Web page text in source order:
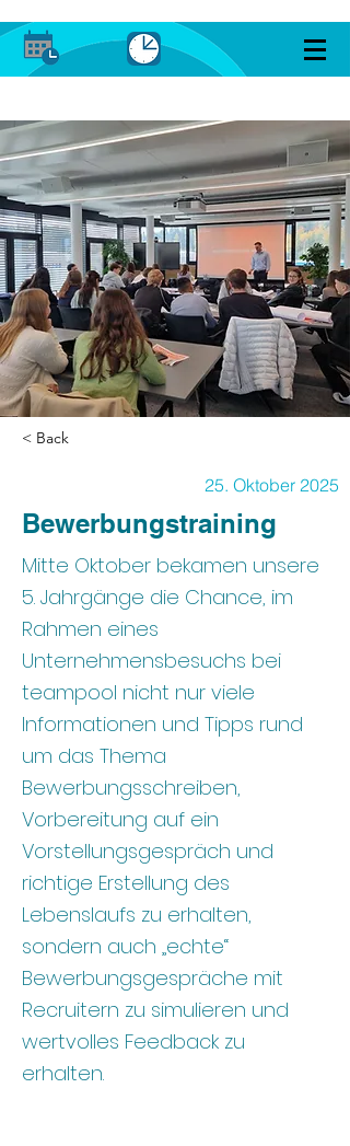
< Back
25. Oktober 2025
Bewerbungstraining
Mitte Oktober bekamen unsere
5. Jahrgänge die Chance, im
Rahmen eines
Unternehmensbesuchs bei
teampool nicht nur viele
Informationen und Tipps rund
um das Thema
Bewerbungsschreiben,
Vorbereitung auf ein
Vorstellungsgespräch und
richtige Erstellung des
Lebenslaufs zu erhalten,
sondern auch „echte“
Bewerbungsgespräche mit
Recruitern zu simulieren und
wertvolles Feedback zu
erhalten.